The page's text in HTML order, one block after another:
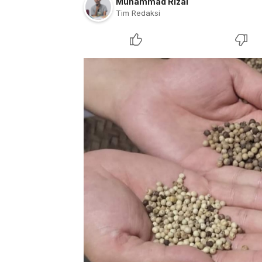
Tim Redaksi